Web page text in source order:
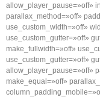
allow_player_pause=»off»
parallax_method=»off»
use_custom_width=»off»
use_custom_gutter=»off»
make_fullwidth=»off»
use_custom_gutter=»off»
allow_player_pause=»off»
make_equal=»off»